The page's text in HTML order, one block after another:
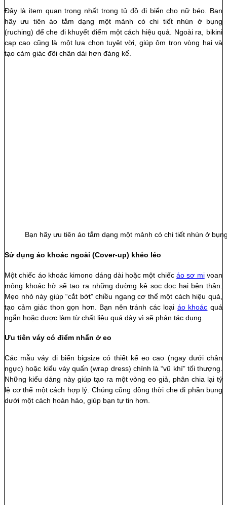
Đây là item quan trọng nhất trong tủ đồ đi biển cho nữ béo. Bạn
hãy ưu tiên áo tắm dạng một mảnh có chi tiết nhún ở bụng
(ruching) để che đi khuyết điểm một cách hiệu quả. Ngoài ra, bikini
cạp cao cũng là một lựa chọn tuyệt vời, giúp ôm trọn vòng hai và
tạo cảm giác đôi chân dài hơn đáng kể.
Bạn hãy ưu tiên áo tắm dạng một mảnh có chi tiết nhún ở
Sử dụng áo khoác ngoài (Cover-up) khéo léo
Một chiếc áo khoác kimono dáng dài hoặc một chiếcáo sơ mivoan
mỏng khoác hờ sẽ tạo ra những đường kẻ sọc dọc hai bên thân.
Mẹo nhỏ này giúp “cắt bớt” chiều ngang cơ thể một cách hiệu quả,
tạo cảm giác thon gọn hơn. Bạn nên tránh các loại áo khoác quá
ngắn hoặc được làm từ chất liệu quá dày vì sẽ phản tác dụng.
Ưu tiên váy có điểm nhấn ở eo
Các mẫu váy đi biển bigsize có thiết kế eo cao (ngay dưới chân
ngực) hoặc kiểu váy quấn (wrap dress) chính là “vũ khí” tối thượng.
Những kiểu dáng này giúp tạo ra một vòng eo giả, phân chia lại tỷ
lệ cơ thể một cách hợp lý. Chúng cũng đồng thời che đi phần bụng
dưới một cách hoàn hảo, giúp bạn tự tin hơn.